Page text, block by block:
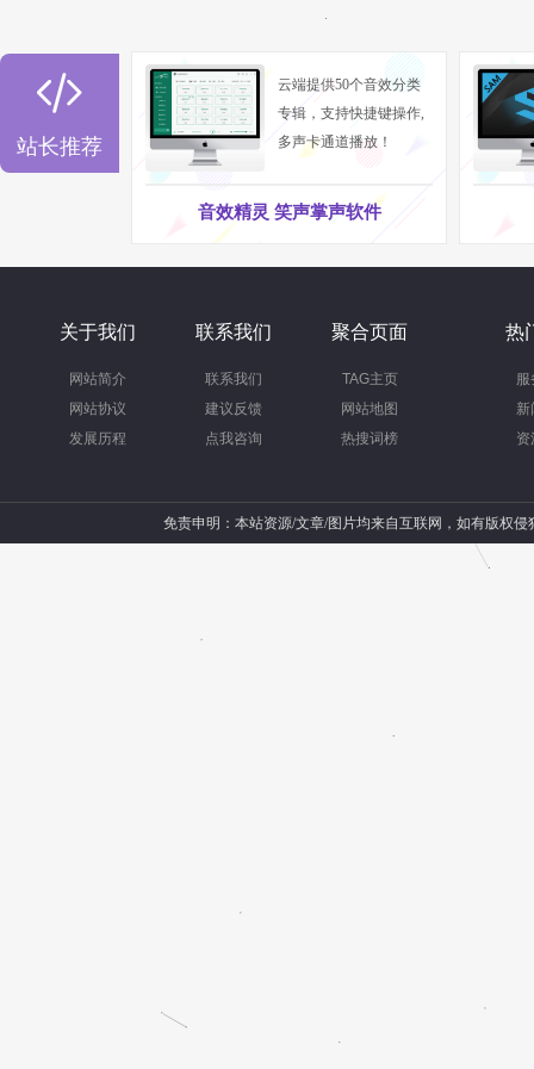

站长推荐
云端提供50个音效分类
专辑，支持快捷键操作,
多声卡通道播放！
音效精灵 笑声掌声软件
关于我们
网站简介
网站协议
发展历程
联系我们
联系我们
建议反馈
点我咨询
聚合页面
TAG主页
网站地图
热搜词榜
热
服
新
资
免责申明：本站资源/文章/图片均来自互联网，如有版权